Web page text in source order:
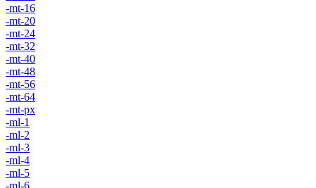
-mt-16
-mt-20
-mt-24
-mt-32
-mt-40
-mt-48
-mt-56
-mt-64
-mt-px
-ml-1
-ml-2
-ml-3
-ml-4
-ml-5
-ml-6